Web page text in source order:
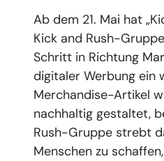
Ab dem 21. Mai hat
Kick and Rush-
Schritt in Richtung
digitaler Werbung ein
Merchandise-Artikel
nachhaltig gestaltet,
Rush-Gruppe strebt
Menschen zu